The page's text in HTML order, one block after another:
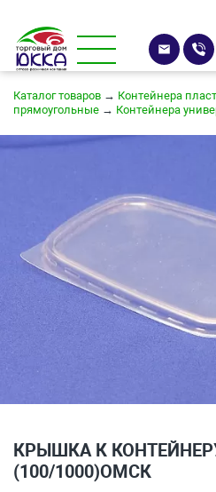
Каталог товаров → Контейнера
прямоугольные → Контейнера
КРЫШКА К
(100/1000)ОМСК